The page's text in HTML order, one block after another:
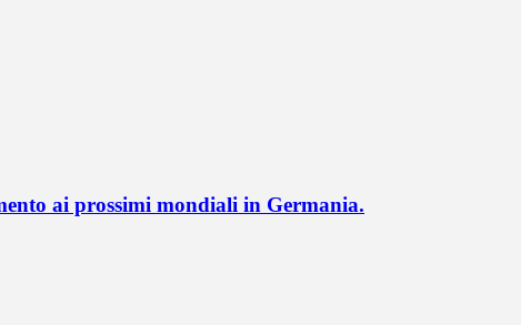
ai prossimi mondiali in Germania.